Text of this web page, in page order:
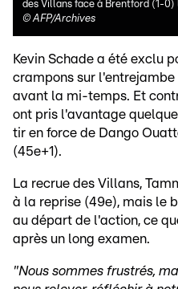
des Villans face à Brentford (1-
©AFP/Archives
Kevin Schade a été exclu
crampons sur
avant la mi-temps. Et
ont pris l'avantage
tir en force de Dango
(45e+1).
La recrue des Villans,
à la reprise (49e), mais le
au départ de l'action, ce
après un long examen.
"Nous sommes frustrés,